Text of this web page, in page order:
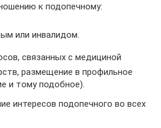
к подопечному:
или инвалидом.
связанных с медициной
размещение в профильное
и тому подобное).
интересов подопечного во всех